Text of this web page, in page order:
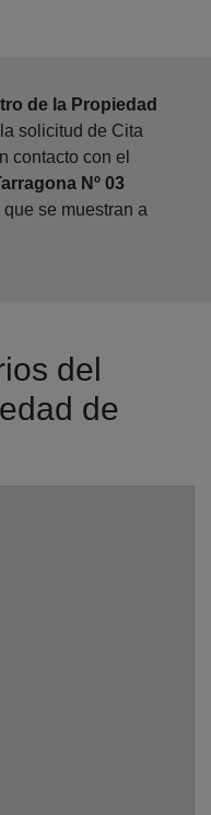
de la Propiedad
solicitud de Cita
contacto con el
Nº 03
se muestran a
del
de